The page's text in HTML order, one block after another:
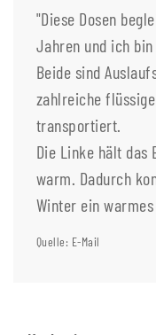
"Diese Dosen
Jahren und ich
Beide sind
zahlreiche
transportiert.
Die Linke hält das
warm. Dadurch
Winter ein
Quelle: E-Mail